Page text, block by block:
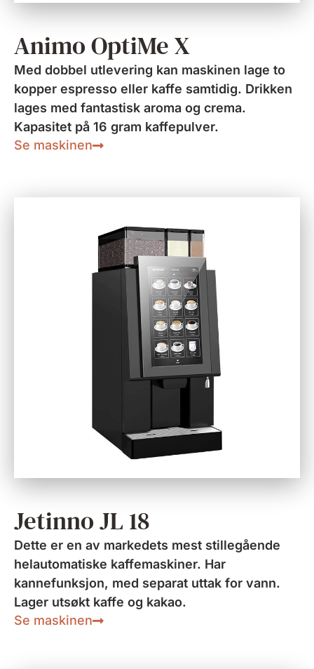
Animo OptiMe X
Med dobbel utlevering kan maskinen lage to
kopper espresso eller kaffe samtidig. Drikken
lages med fantastisk aroma og crema.
Kapasitet på 16 gram kaffepulver.
Se maskinen
Jetinno JL 18
Dette er en av markedets mest stillegående
helautomatiske kaffemaskiner. Har
kannefunksjon, med separat uttak for vann.
Lager utsøkt kaffe og kakao.
Se maskinen